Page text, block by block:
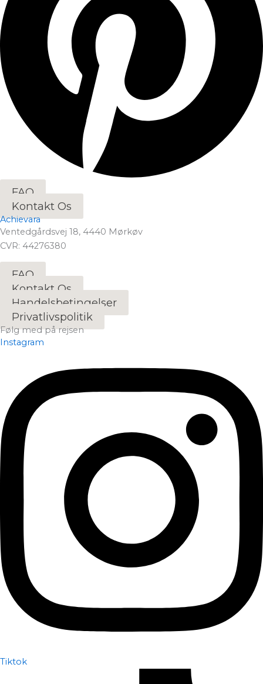
FAQ
Kontakt Os
Achievara
Ventedgårdsvej 18, 4440 Mørkøv
CVR: 44276380
FAQ
Kontakt Os
Handelsbetingelser
Privatlivspolitik
Følg med på rejsen
Instagram
Tiktok